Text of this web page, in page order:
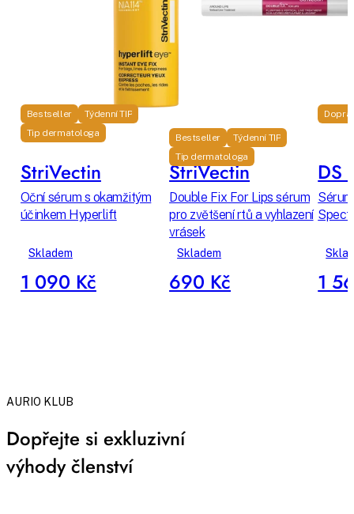
Bestseller
Týdenní TIP
Tip dermatologa
StriVectin
Oční sérum s okamžitým
účinkem Hyperlift
Skladem
1 090 Kč
Bestseller
Týdenní TIP
Tip dermatologa
StriVectin
Double Fix For Lips sérum
pro zvětšení rtů a vyhlazení
vrásek
Skladem
690 Kč
DS
1
AURIO KLUB
Dopřejte si exkluzivní
výhody členství